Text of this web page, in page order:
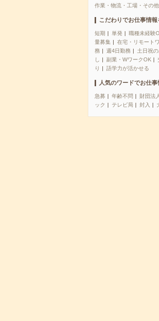
作業・物流・工場・その他
こだわりでお仕事情報
短期 単発 職種未経験
量募集
在宅・リモート
務
週4日勤務 土日祝
し
副業・WワークOK
り
語学力が活かせる
人気のワードでお仕
急募 年齢不問 財団法人
ック
テレビ局 封入